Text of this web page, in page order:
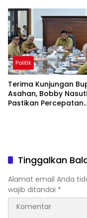
Politik
Terima Kunjungan
Asahan, Bobby
Pastikan Percepatan
Tinggalkan
Alamat email Anda
wajib ditandai *